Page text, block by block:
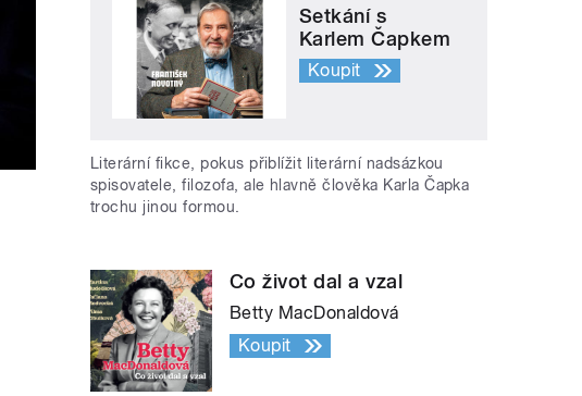
Setkání s
Karlem Čapkem
Koupit
Literární fikce, pokus přiblížit literární nadsázkou
spisovatele, filozofa, ale hlavně člověka Karla Čapka
trochu jinou formou.
Co život dal a vzal
Betty MacDonaldová
Koupit